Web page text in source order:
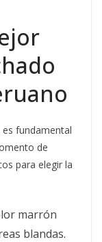
fundamental
de
para elegir la
marrón
blandas.